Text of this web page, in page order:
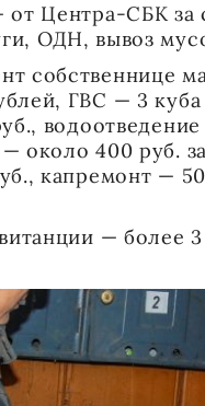
от Центра-СБК за
ОДН, вывоз
собственнице
ГВС — 3
около 400 руб.
капремонт —
— более